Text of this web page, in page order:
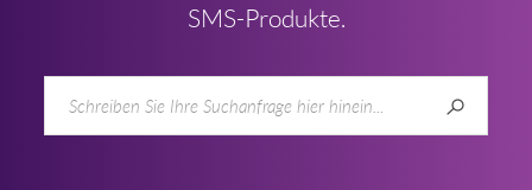
SMS-Produkte.